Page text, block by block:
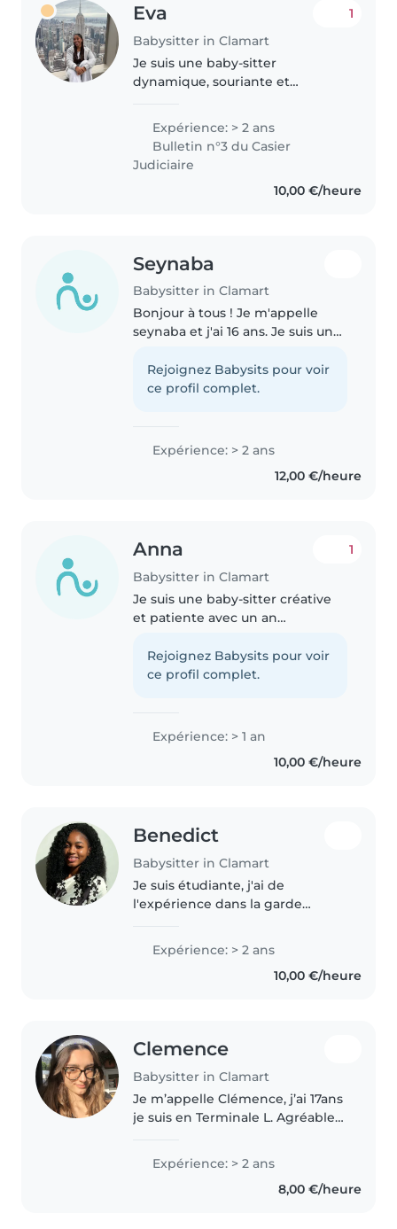
Eva
Babysitter in Clamart
1
Je suis une baby-sitter
dynamique, souriante et
de tous âges. Passionnée par les
activités créatives et musicales,
je propose aussi..
Expérience: > 2 ans
Bulletin n°3 du Casier
Judiciaire
10,00 €/heure
Seynaba
Babysitter in Clamart
Bonjour à tous ! Je m'appelle
seynaba et j'ai 16 ans. Je suis une
et motivée, mais surtout très
responsable. Grâce à ma grande
Rejoignez Babysits pour voir
ce profil complet.
Expérience: > 2 ans
12,00 €/heure
Anna
Babysitter in Clamart
1
Je suis une baby-sitter créative
et patiente avec un an
d'âge préscolaire et scolaire. Je
propose des activités comme le
Rejoignez Babysits pour voir
ce profil complet.
Expérience: > 1 an
10,00 €/heure
Benedict
Babysitter in Clamart
Je suis étudiante, j'ai de
l'expérience dans la garde
en formation BAFA. Je suis
sérieuse, ponctuelle et j'apprécie
beaucoup m'occuper des
Expérience: > 2 ans
10,00 €/heure
Clemence
Babysitter in Clamart
Je m’appelle Clémence, j’ai 17ans
je suis en Terminale L. Agréable
enfants et en prendre soin.
Toujours de bonne humeur pour
rendre service, je garde..
Expérience: > 2 ans
8,00 €/heure